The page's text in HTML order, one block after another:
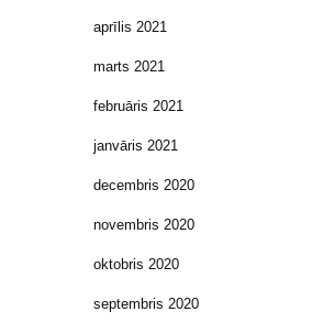
aprīlis 2021
marts 2021
februāris 2021
janvāris 2021
decembris 2020
novembris 2020
oktobris 2020
septembris 2020